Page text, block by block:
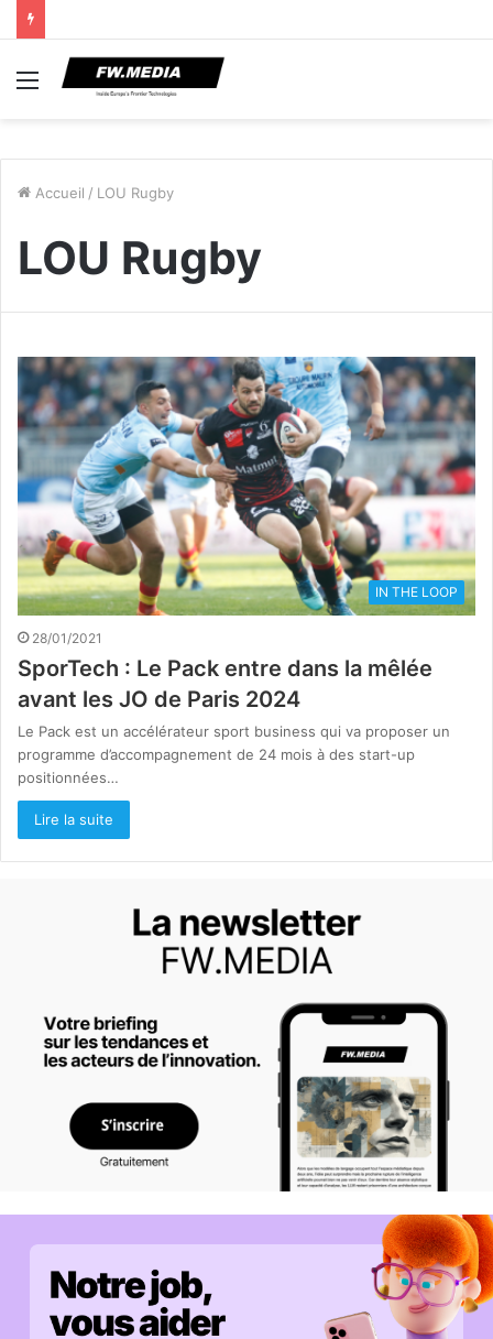
Menu
Accueil / LOU Rugby
LOU Rugby
IN THE LOOP
28/01/2021
SporTech : Le Pack entre dans la mêlée
avant les JO de Paris 2024
Le Pack est un accélérateur sport business qui va proposer un
programme d’accompagnement de 24 mois à des start-up
positionnées…
Lire la suite